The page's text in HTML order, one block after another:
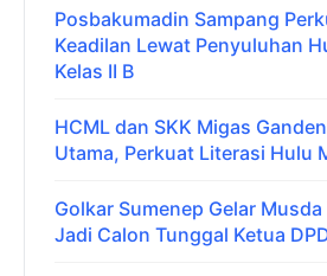
Posbakumadin Sampang
Keadilan Lewat Penyuluhan
Kelas II B
HCML dan SKK Migas
Utama, Perkuat Literasi Hulu
Golkar Sumenep Gelar
Jadi Calon Tunggal Ketua